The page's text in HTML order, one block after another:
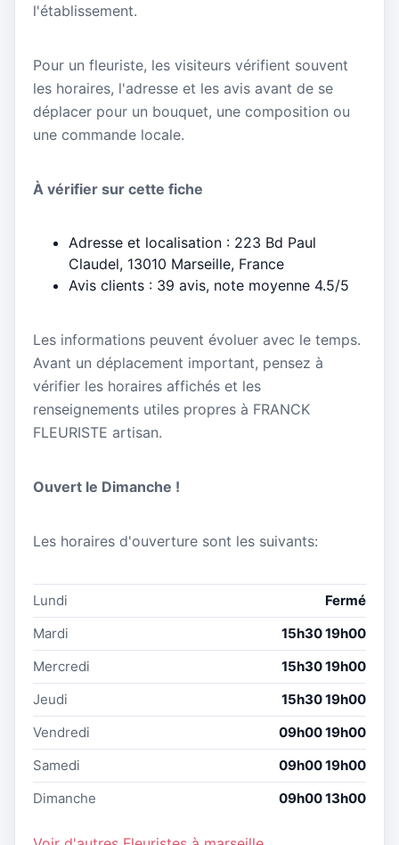
l'établissement.
Pour un fleuriste, les visiteurs vérifient souvent
les horaires, l'adresse et les avis avant de se
déplacer pour un bouquet, une composition ou
une commande locale.
À vérifier sur cette fiche
Adresse et localisation : 223 Bd Paul
Claudel, 13010 Marseille, France
Avis clients : 39 avis, note moyenne 4.5/5
Les informations peuvent évoluer avec le temps.
Avant un déplacement important, pensez à
vérifier les horaires affichés et les
renseignements utiles propres à FRANCK
FLEURISTE artisan.
Ouvert le Dimanche !
Les horaires d'ouverture sont les suivants:
Lundi
Fermé
Mardi
15h30 19h00
Mercredi
15h30 19h00
Jeudi
15h30 19h00
Vendredi
09h00 19h00
Samedi
09h00 19h00
Dimanche
09h00 13h00